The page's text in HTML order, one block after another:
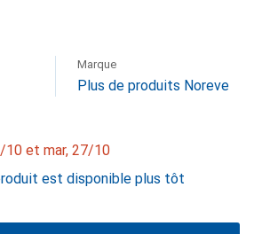
Marque
Plus de produits Noreve
10 et mar, 27/10
est disponible plus tôt